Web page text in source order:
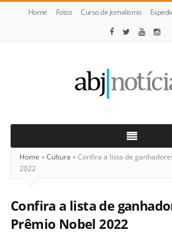
Home Fotos Curso de Jornalismo
Notícias
Home »Cultura »Confira a lista de
2022
Confira a lista de
Prêmio Nobel 2022